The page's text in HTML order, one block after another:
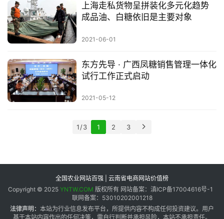
上海走私货物呈拼装化多元化趋势
成品油、白糖依旧是主要对象
2021-06-01
东方先导 · 广西凤糖销售管理一体化
试行工作正式启动
2021-05-12
1 / 3 1 2 3
全国农业网站百强 | 云南省电商网站价值榜
Copyright © 2025 YNTW.COM 版权所有 网站备案：滇ICP备17004616号-1
联网备案：53010202001218
法律声明： 本站为行业信息发布平台，所提供内容不构成任何投资建议。用户
基于本站内容作出的任何决策，需自行判断并承担风险，本站不承担责任。